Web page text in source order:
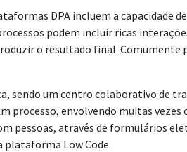
DPA incluem a capacidade
podem incluir ricas
o resultado final.
sendo um centro colaborativo de
envolvendo muitas
pessoas, através de formulários
plataforma Low Code.